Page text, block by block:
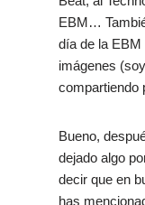
EBM…
día de la
imágenes
compartiendo
Bueno,
dejado algo
decir que en
has